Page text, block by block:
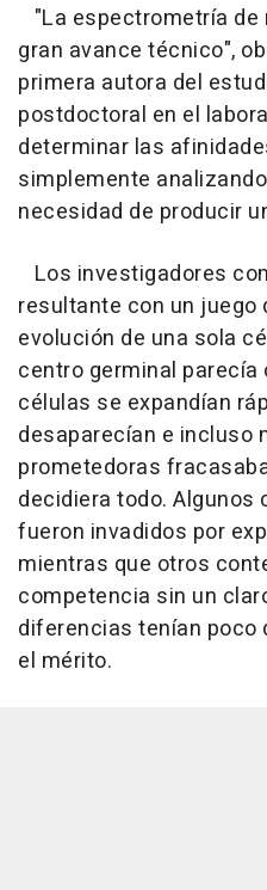
"La espectrometría
gran avance técnico",
primera autora del
postdoctoral en el
determinar las
simplemente
necesidad de producir
Los investigadores
resultante con un juego
evolución de una sola
centro germinal
células se expandían
desaparecían e incluso
prometedoras
decidiera todo.
fueron invadidos por
mientras que otros
competencia sin un
diferencias tenían poco
el mérito.